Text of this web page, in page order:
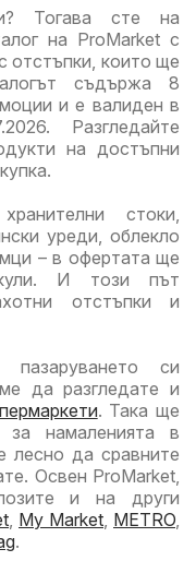
Тогава сте на
на ProMarket с
отстъпки, които ще
съдържа 8
и е валиден в
Разгледайте
на достъпни
стоки,
уреди, облекло
– в офертата ще
И този път
отстъпки и
си
да разгледате и
. Така ще
за намаленията в
лесно да сравните
Освен ProMarket,
и на други
, My Market, METRO,
.